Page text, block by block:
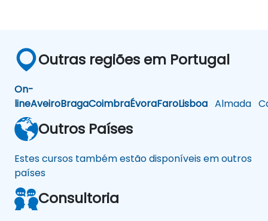
Outras regiões em Portugal
On-
lineAveiroBragaCoimbraÉvoraFaroLisboa Almada
Outros Países
Estes cursos também estão disponíveis em outros
países
Consultoria